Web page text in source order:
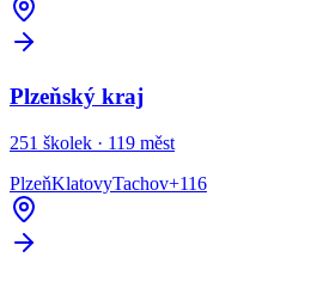
Plzeňský kraj
251 školek · 119 měst
PlzeňKlatovyTachov+116